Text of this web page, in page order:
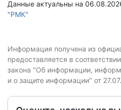
Данные актуальны на
"РМК"
Информация получена из
предоставляется в
закона "Об информации,
и о защите информации" от